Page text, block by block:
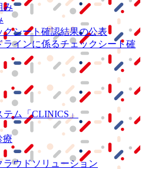
み
クシート確認結果の公表
インに係るチェックシート確
テム
「CLINICS」
療
ウドソリューション